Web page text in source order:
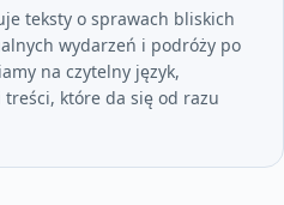
teksty o sprawach bliskich
wydarzeń i podróży po
na czytelny język,
które da się od razu